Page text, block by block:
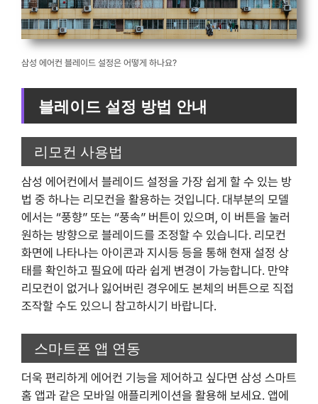
삼성 에어컨 블레이드 설정은 어떻게 하나요?
블레이드 설정 방법 안내
리모컨 사용법
삼성 에어컨에서 블레이드 설정을 가장 쉽게 할 수 있는 방
법 중 하나는 리모컨을 활용하는 것입니다. 대부분의 모델
에서는 “풍향” 또는 “풍속” 버튼이 있으며, 이 버튼을 눌러
원하는 방향으로 블레이드를 조정할 수 있습니다. 리모컨
화면에 나타나는 아이콘과 지시등 등을 통해 현재 설정 상
태를 확인하고 필요에 따라 쉽게 변경이 가능합니다. 만약
리모컨이 없거나 잃어버린 경우에도 본체의 버튼으로 직접
조작할 수도 있으니 참고하시기 바랍니다.
스마트폰 앱 연동
더욱 편리하게 에어컨 기능을 제어하고 싶다면 삼성 스마트
홈 앱과 같은 모바일 애플리케이션을 활용해 보세요. 앱에